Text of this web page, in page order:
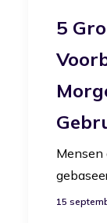
5
Mensen
15